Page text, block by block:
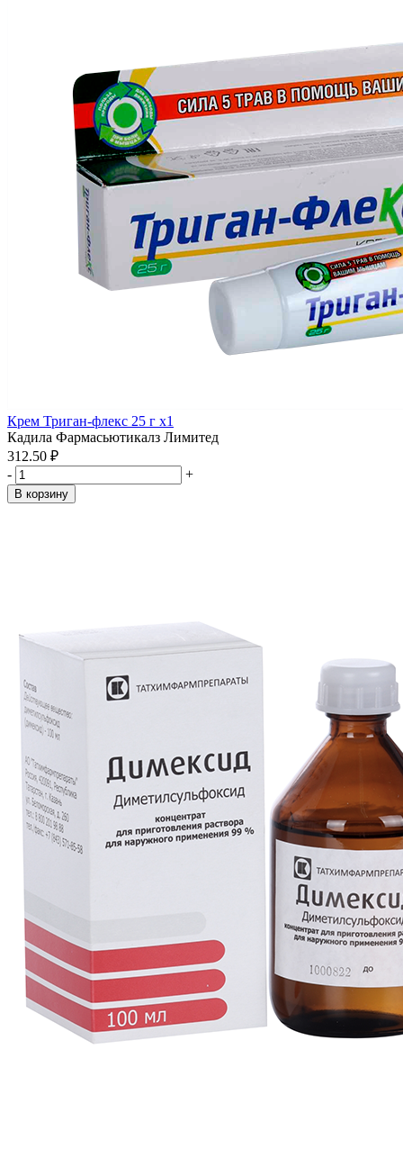
Крем Триган-флекс 25 г x1
Кадила Фармасьютикалз Лимитед
312.50 ₽
-
+
В корзину